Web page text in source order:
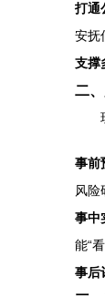
打通
安抚
支撑
二
事前
风险
事中
能“
事后